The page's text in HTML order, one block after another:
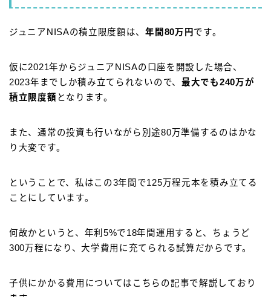
ジュニアNISAの積立限度額は、年間80万円 です。
仮に2021年からジュニアNISAの口座を開設した場合、
2023年までしか積み立てられないので、 最大でも240万が
積立限度額 となります。
また、通常の投資も行いながら別途80万準備するのはかな
り大変です。
ということで、私はこの3年間で125万程元本を積み立てる
ことにしています。
何故かというと、年利5%で18年間運用すると、ちょうど
300万程になり、大学費用に充てられる試算だからです。
子供にかかる費用についてはこちらの記事で解説しており